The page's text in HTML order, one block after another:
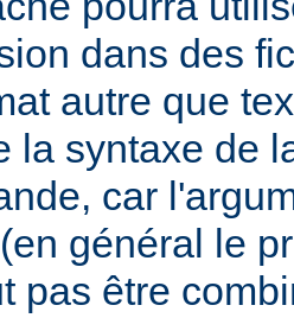
dans des
autre que
la syntaxe de
car
(en général le
pas être